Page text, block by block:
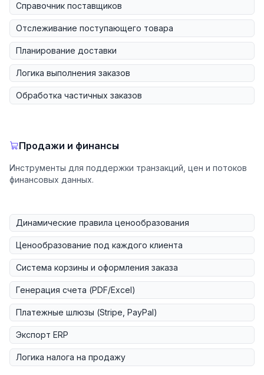
Справочник поставщиков
Отслеживание поступающего товара
Планирование доставки
Логика выполнения заказов
Обработка частичных заказов
Продажи и финансы
Инструменты для поддержки транзакций, цен и потоков
финансовых данных.
Динамические правила ценообразования
Ценообразование под каждого клиента
Система корзины и оформления заказа
Генерация счета (PDF/Excel)
Платежные шлюзы (Stripe, PayPal)
Экспорт ERP
Логика налога на продажу